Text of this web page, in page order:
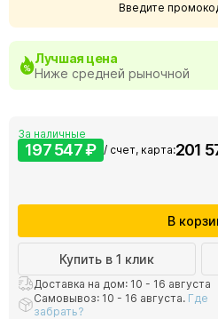
Введите
Лучшая цена
Ниже средней рыночной
За наличные
197 547 ₽ / счет, карта:201
В
Купить в 1 клик
Доставка на дом: 10 - 16 августа
Самовывоз: 10 - 16 августа. Где
забрать?